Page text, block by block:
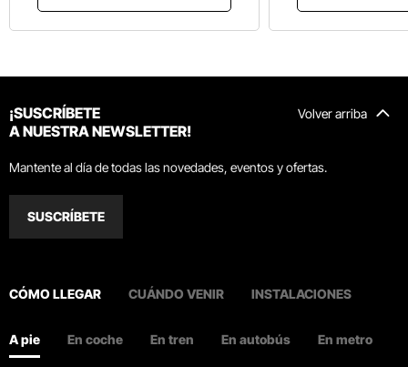
Volver arriba
¡SUSCRÍBETE
A NUESTRA NEWSLETTER!
Mantente al día de todas las novedades, eventos y ofertas.
SUSCRÍBETE
CÓMO LLEGAR CUÁNDO VENIR INSTALACIONES
A pie En coche En tren En autobús En metro